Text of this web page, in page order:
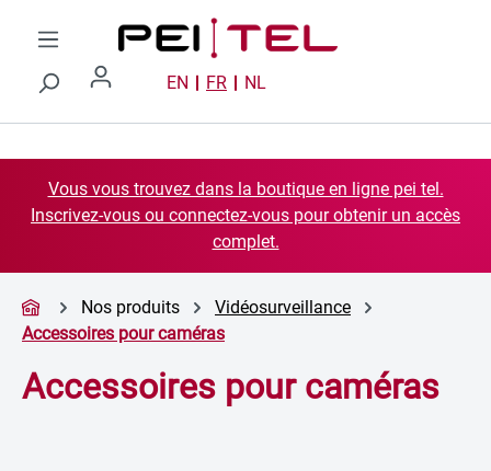
Passer au contenu principal
EN FR NL
Vous vous trouvez dans la boutique en ligne pei tel.
Inscrivez-vous ou connectez-vous pour obtenir un accès
complet.
Nos produits
Vidéosurveillance
Accessoires pour caméras
Accessoires pour caméras